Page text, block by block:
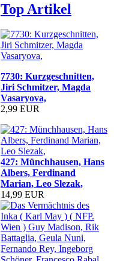
Top Artikel
7730: Kurzgeschnitten,
Jiri Schmitzer, Magda
Vasaryova,
2,99 EUR
427: Münchhausen, Hans
Albers, Ferdinand
Marian, Leo Slezak,
14,99 EUR